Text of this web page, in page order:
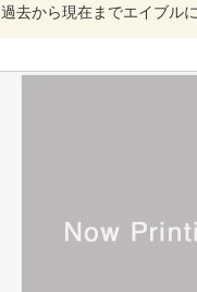
過去から現在までエイブル